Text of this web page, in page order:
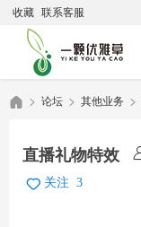
收藏 联系客服
»
论坛 其他业务
直播礼物特效
关注 3